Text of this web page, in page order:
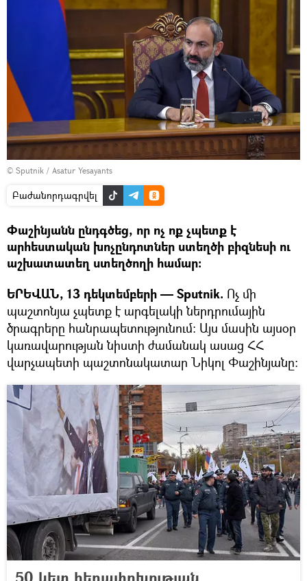
© Sputnik / Asatur Yesayants
Բաժանորդագրվել
Փաշինյանն ընդգծեց, որ ոչ ոք չպետք է
արհեստական խոչընդոտներ ստեղծի բիզնեսի ու
աշխատատեղ ստեղծողի համար։
ԵՐԵՎԱՆ, 13 դեկտեմբերի — Sputnik. Ոչ մի
պաշտոնյա չպետք է արգելակի ներդրումային
ծրագրերը հանրապետությունում։ Այս մասին այսօր
կառավարության նիստի ժամանակ ասաց ՀՀ
վարչապետի պաշտոնակատար Նիկոլ Փաշինյանը։